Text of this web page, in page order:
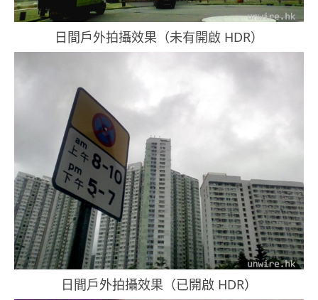
日間戶外拍攝效果（未有開啟 HDR）
日間戶外拍攝效果（已開啟 HDR）